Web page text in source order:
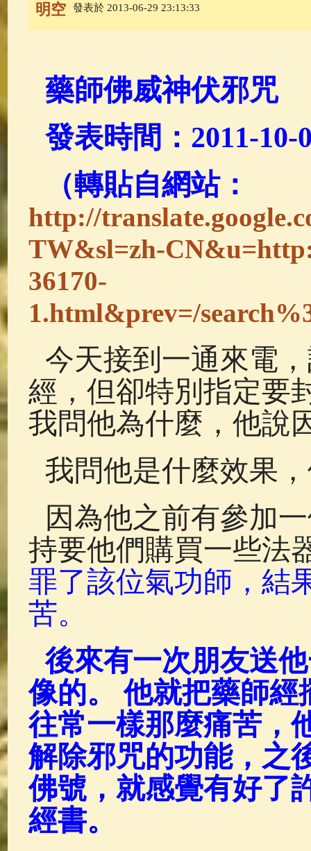
釋迦牟尼佛傳(69)
佛典故事(37) 佛說療痔(腫瘤)
明空
發表於 2013-06-29 23:13:33
藥師佛威神伏邪咒
發表時間：2011-10-
（轉貼自網站：
http://
TW&sl=zh-
36170-
1.html&prev=/
今天接到一通來電
經，但卻特別指定要
我問他為什麼，他說
我問他是什麼效果
因為他之前有參加
持要他們購買一些法
罪了該位氣功師，結
苦。
後來有一次朋友送
像的。 他就把藥師
往常一樣那麼痛苦，
解除邪咒的功能，之
佛號，就感覺有好了
經書。